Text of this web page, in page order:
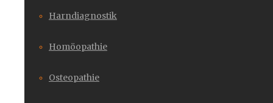
Harndiagnostik
Homöopathie
Osteopathie